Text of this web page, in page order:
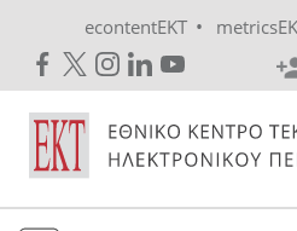
econtentEKT •